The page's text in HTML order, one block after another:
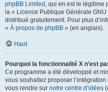
phpBB Limited , qui en est le légitime
la « Licence Publique Générale
distribué gratuitement. Pour plus
« À propos de phpBB » (en anglais).
Haut
Pourquoi la fonctionnalité X n’est
Ce programme a été développé et
vous souhaitez proposer
vous rendre sur notre centre d’idées